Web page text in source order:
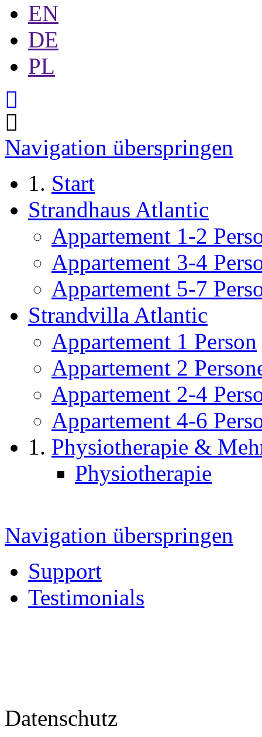
EN
DE
PL
Navigation überspringen
Start
Strandhaus Atlantic
Appartement 1-2
Appartement 3-4
Appartement 5-7
Strandvilla Atlantic
Appartement 1 Person
Appartement 2
Appartement 2-4
Appartement 4-6
Physiotherapie &
Physiotherapie
Navigation überspringen
Support
Testimonials
Datenschutz